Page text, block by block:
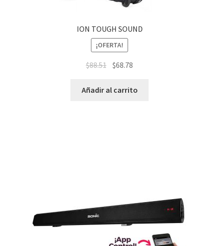
ION TOUGH SOUND
¡OFERTA!
$88.51 $68.78
Añadir al carrito